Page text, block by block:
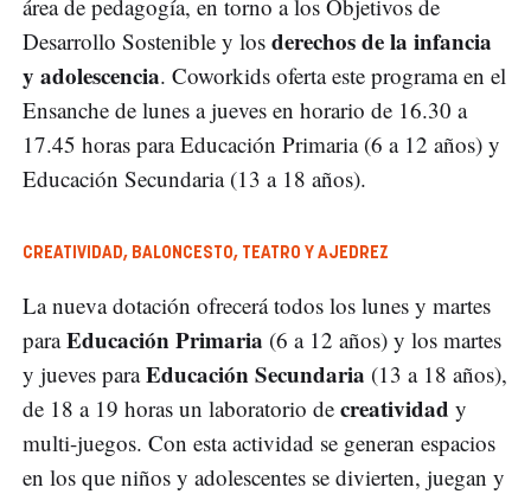
área de pedagogía, en torno a los Objetivos de
Desarrollo Sostenible y los derechos de la infancia
y adolescencia. Coworkids oferta este programa en el
Ensanche de lunes a jueves en horario de 16.30 a
17.45 horas para Educación Primaria (6 a 12 años) y
Educación Secundaria (13 a 18 años).
CREATIVIDAD, BALONCESTO, TEATRO Y AJEDREZ
La nueva dotación ofrecerá todos los lunes y martes
paraEducación Primaria (6 a 12 años) y los martes
y jueves paraEducación Secundaria (13 a 18 años),
de 18 a 19 horas un laboratorio de creatividad y
multi-juegos. Con esta actividad se generan espacios
en los que niños y adolescentes se divierten, juegan y